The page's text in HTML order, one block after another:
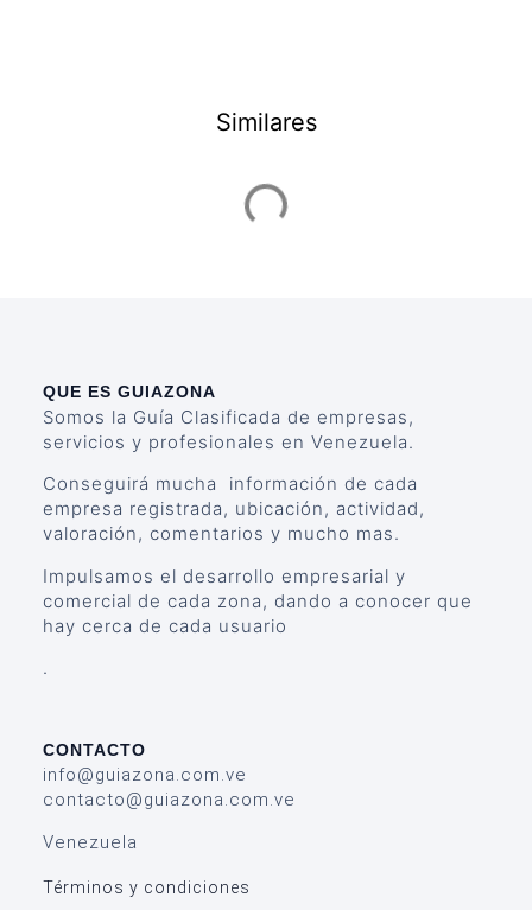
Similares
QUE ES GUIAZONA
Somos la Guía Clasificada de empresas,
servicios y profesionales en Venezuela.
Conseguirá mucha información de cada
empresa registrada, ubicación, actividad,
valoración, comentarios y mucho mas.
Impulsamos el desarrollo empresarial y
comercial de cada zona, dando a conocer que
hay cerca de cada usuario
.
CONTACTO
info@guiazona.com.ve
contacto@guiazona.com.ve
Venezuela
Términos y condiciones